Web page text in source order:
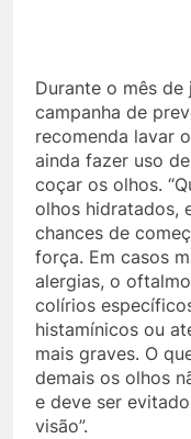
Durante o mês de
campanha de
recomenda lavar
ainda fazer uso
coçar os olhos.
olhos hidratados,
chances de
força. Em casos
alergias, o
colírios
histamínicos ou
mais graves. O
demais os olhos
e deve ser
visão”.